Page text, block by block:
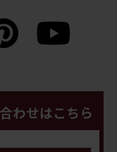
わせはこちら